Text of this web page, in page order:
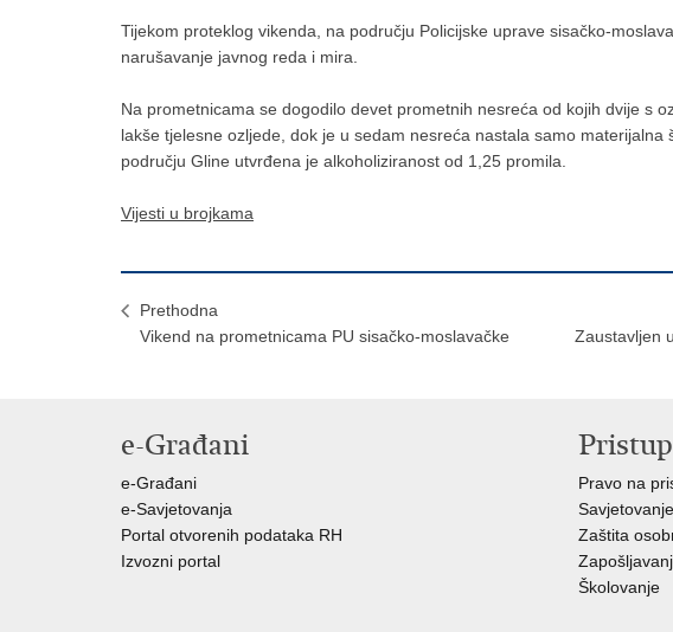
Tijekom proteklog vikenda, na području Policijske uprave sisačko-
narušavanje javnog reda i mira.
Na prometnicama se dogodilo devet prometnih nesreća od kojih dvije s
lakše tjelesne ozljede, dok je u sedam nesreća nastala samo
području Gline utvrđena je alkoholiziranost od 1,25 promila.
Vijesti u brojkama
Prethodna
​Vikend na prometnicama PU sisačko-moslavačke
Zaustavljen
e-Građani
e-Građani
e-Savjetovanja
Portal otvorenih podataka RH
Izvozni portal
Pravo na
Savjetovanje
Zaštita
Školovanje